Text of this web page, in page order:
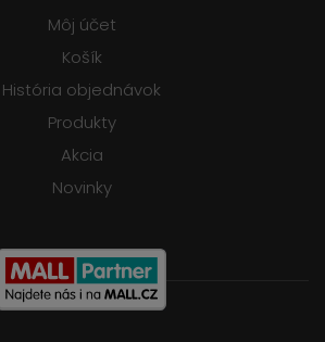
Môj účet
Košík
História objednávok
Produkty
Akcia
Novinky